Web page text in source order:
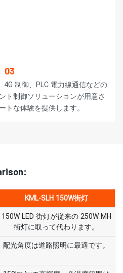
03
制御、PLC 電力線通信などの
ト制御ソリューションが用意さ
トな体験を提供します。
KML-SLH 150W街灯
150W LED 街灯が従来の 250W MH
街灯に取って代わります。
配光角度は道路照明に最適です。